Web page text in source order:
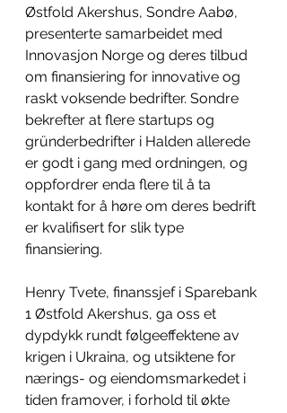
Østfold Akershus, Sondre Aabø,
presenterte samarbeidet med
Innovasjon Norge og deres tilbud
om finansiering for innovative og
raskt voksende bedrifter. Sondre
bekrefter at flere startups og
gründerbedrifter i Halden allerede
er godt i gang med ordningen, og
oppfordrer enda flere til å ta
kontakt for å høre om deres bedrift
er kvalifisert for slik type
finansiering.
Henry Tvete, finanssjef i Sparebank
1 Østfold Akershus, ga oss et
dypdykk rundt følgeeffektene av
krigen i Ukraina, og utsiktene for
nærings- og eiendomsmarkedet i
tiden framover, i forhold til økte